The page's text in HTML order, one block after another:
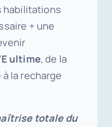
habilitations
+ une
ultime, de la
la recharge
totale du